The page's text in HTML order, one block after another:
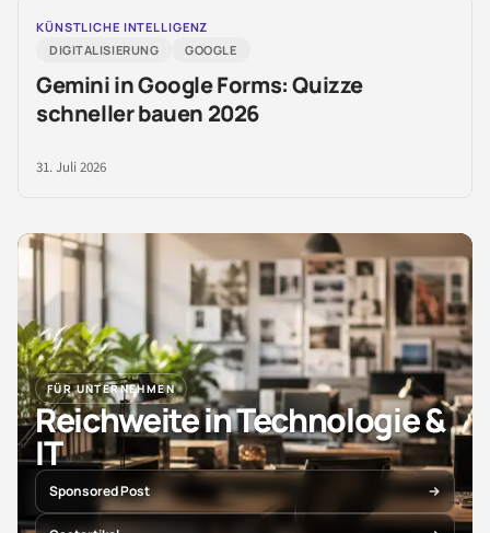
KÜNSTLICHE INTELLIGENZ
DIGITALISIERUNG
GOOGLE
Gemini in Google Forms: Quizze
schneller bauen 2026
31. Juli 2026
FÜR UNTERNEHMEN
Reichweite in Technologie &
IT
Sponsored Post